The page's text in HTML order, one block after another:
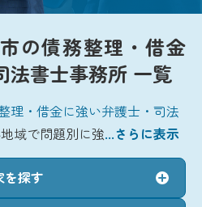
の債務整理・借金
法書士事務所 一覧
理・借金に強い弁護士・司法
域で問題別に強...さらに表示
を探す